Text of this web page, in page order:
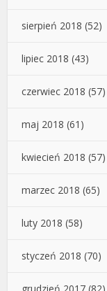
sierpień 2018 (52)
lipiec 2018 (43)
czerwiec 2018 (57)
maj 2018 (61)
kwiecień 2018 (57)
marzec 2018 (65)
luty 2018 (58)
styczeń 2018 (70)